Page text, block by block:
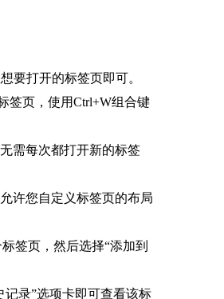
要打开的标签页即可。
签页，使用Ctrl+W组合键
需每次都打开新的标签
许您自定义标签页的布局
签页，然后选择“添加到
录”选项卡即可查看该标